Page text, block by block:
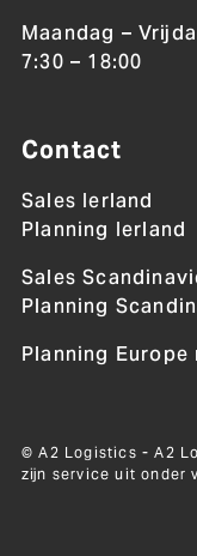
Maandag –
7:30 – 18:00
Contact
Sales Ierland
Planning Ierland
Sales
Planning
Planning Europe
© A2 Logistics - A2
zijn service uit onder